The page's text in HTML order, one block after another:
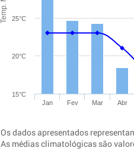
Jan Fev Mar Abr
15°C
20°C
25°C
Os dados apresentados
As médias climatológicas são